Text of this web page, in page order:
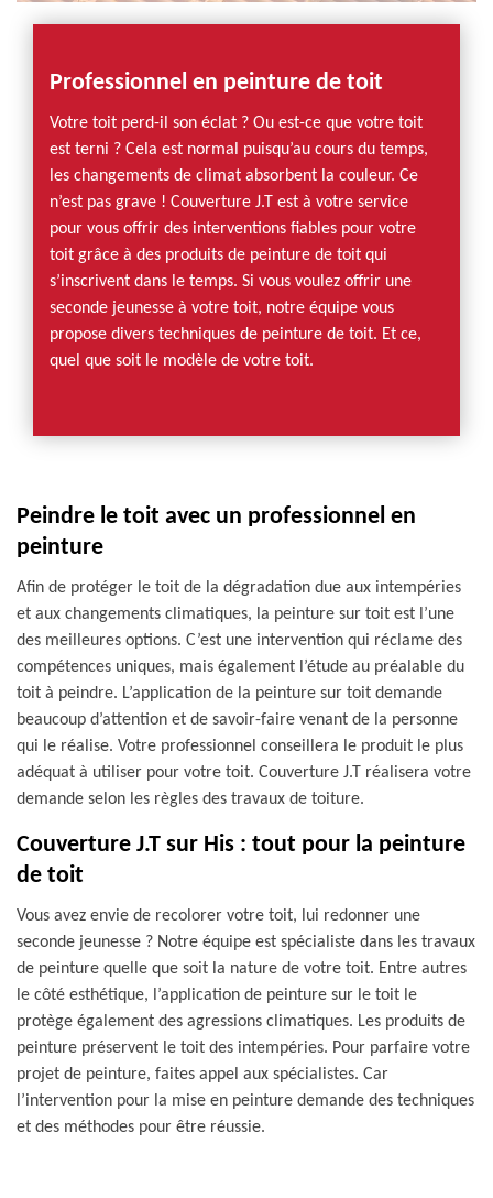
Professionnel en peinture de toit
Votre toit perd-il son éclat ? Ou est-ce que votre toit
est terni ? Cela est normal puisqu’au cours du temps,
les changements de climat absorbent la couleur. Ce
n’est pas grave ! Couverture J.T est à votre service
pour vous offrir des interventions fiables pour votre
toit grâce à des produits de peinture de toit qui
s’inscrivent dans le temps. Si vous voulez offrir une
seconde jeunesse à votre toit, notre équipe vous
propose divers techniques de peinture de toit. Et ce,
quel que soit le modèle de votre toit.
Peindre le toit avec un professionnel en
peinture
Afin de protéger le toit de la dégradation due aux intempéries
et aux changements climatiques, la peinture sur toit est l’une
des meilleures options. C’est une intervention qui réclame des
compétences uniques, mais également l’étude au préalable du
toit à peindre. L’application de la peinture sur toit demande
beaucoup d’attention et de savoir-faire venant de la personne
qui le réalise. Votre professionnel conseillera le produit le plus
adéquat à utiliser pour votre toit. Couverture J.T réalisera votre
demande selon les règles des travaux de toiture.
Couverture J.T sur His : tout pour la peinture
de toit
Vous avez envie de recolorer votre toit, lui redonner une
seconde jeunesse ? Notre équipe est spécialiste dans les travaux
de peinture quelle que soit la nature de votre toit. Entre autres
le côté esthétique, l’application de peinture sur le toit le
protège également des agressions climatiques. Les produits de
peinture préservent le toit des intempéries. Pour parfaire votre
projet de peinture, faites appel aux spécialistes. Car
l’intervention pour la mise en peinture demande des techniques
et des méthodes pour être réussie.